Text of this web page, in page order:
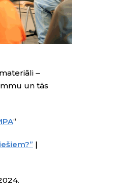
–
un tās
“
|